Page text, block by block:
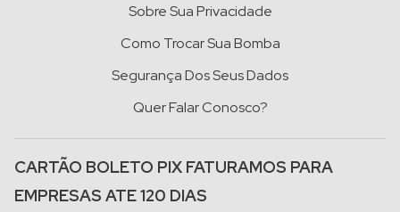
Sobre Sua Privacidade
Como Trocar Sua Bomba
Segurança Dos Seus Dados
Quer Falar Conosco?
CARTÃO BOLETO PIX FATURAMOS PARA
EMPRESAS ATE 120 DIAS